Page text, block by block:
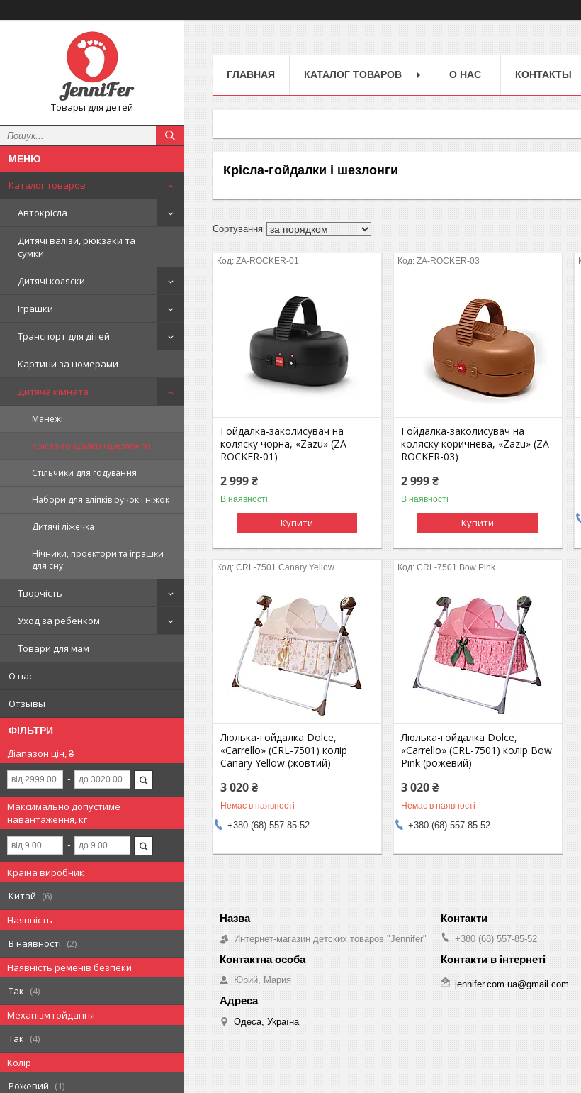
Товары для детей
Каталог товаров
Автокрісла
Дитячі валізи, рюкзаки та
сумки
Дитячі коляски
Іграшки
Транспорт для дітей
Картини за номерами
Дитяча кімната
Манежі
Крісла-гойдалки і шезлонги
Стільчики для годування
Набори для зліпків ручок і ніжок
Дитячі ліжечка
Нічники, проектори та іграшки
для сну
Творчість
Уход за ребенком
Товари для мам
О нас
Отзывы
ФІЛЬТРИ
Діапазон цін, ₴
Максимально допустиме
навантаження, кг
Країна виробник
Китай
6
Наявність
В наявності
2
Наявність ременів безпеки
Так
4
Механізм гойдання
Так
4
Колір
Рожевий
1
ГЛАВНАЯ КАТАЛОГ ТОВАРОВ О НАС КОНТАКТЫ
Крісла-гойдалки і шезлонги
ZA-ROCKER-01
Гойдалка-заколисувач на
коляску чорна, «Zazu» (ZA-
ROCKER-01)
2 999 ₴
В наявності
Купити
ZA-ROCKER-03
Гойдалка-заколисувач на
коляску коричнева, «Zazu» (ZA-
ROCKER-03)
2 999 ₴
В наявності
Купити
CRL-7501 Canary Yellow
Люлька-гойдалка Dolce,
«Carrello» (CRL-7501) колір
Canary Yellow (жовтий)
3 020 ₴
Немає в наявності
+380 (68) 557-85-52
CRL-7501 Bow Pink
Люлька-гойдалка Dolce,
«Carrello» (CRL-7501) колір Bow
Pink (рожевий)
3 020 ₴
Немає в наявності
+380 (68) 557-85-52
Интернет-магазин детских товаров "Jennifer"
Юрий, Мария
Одеса, Україна
+380 (68) 557-85-52
jennifer.com.ua@gmail.com